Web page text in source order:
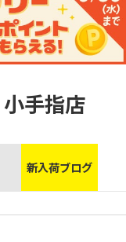
小手指店
新入荷ブログ